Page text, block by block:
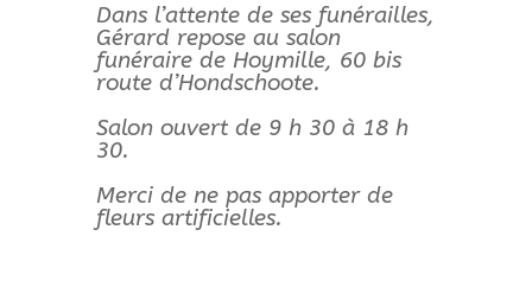
Dans l’attente de ses funérailles,
Gérard repose au salon
funéraire de Hoymille, 60 bis
route d’Hondschoote.
Salon ouvert de 9 h 30 à 18 h
30.
Merci de ne pas apporter de
fleurs artificielles.